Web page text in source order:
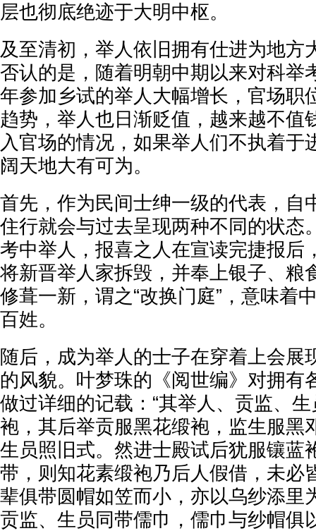
层也彻底绝迹于大明中枢。
及至清初，举人依旧拥有仕进为地方
否认的是，随着明朝中期以来对科举
年参加乡试的举人大幅增长，官场职
趋势，举人也日渐贬值，越来越不值
入官场的情况，如果举人们不执着于
阔天地大有可为。
首先，作为民间士绅一级的代表，自
住行就会与过去呈现两种不同的状态
考中举人，报喜之人在宣读完捷报后
将新晋举人家拆毁，并奉上银子、粮
修葺一新，谓之“改换门庭”，意味着
百姓。
随后，成为举人的士子在穿着上会展
的风貌。叶梦珠的《阅世编》对拥有
做过详细的记载：“其举人、贡监、
袍，其后举贡服黑花缎袍，监生服黑
生员照旧式。然进士殿试后犹服镶蓝
带，则知花素缎袍乃后人假借，未必
辈俱带圆帽如笠而小，亦以乌纱添里
贡监、生员同带儒巾，儒巾与纱帽俱